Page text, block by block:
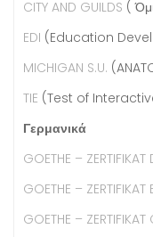
CITY AND GUILDS (
EDI (Education
MICHIGAN S.U.
TIE (Test of
Γερμανικά
GOETHE – ZERTIFIKAT
GOETHE – ZERTIFIKAT
GOETHE – ZERTIFIKAT